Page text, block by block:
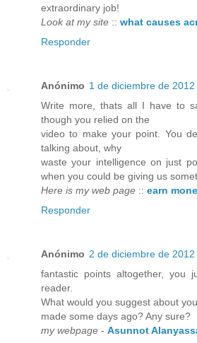
extraordinary job!
Look at my site :: what causes
Responder
Anónimo 1 de diciembre de
Write more, thats all I have to
though you relied on the
video to make your point. You
talking about, why
waste your intelligence on just
when you could be giving us
Here is my web page :: earn
Responder
Anónimo 2 de diciembre de 2012
fantastic points altogether, you
reader.
What would you suggest about
made some days ago? Any sure?
my webpage - Asunnot